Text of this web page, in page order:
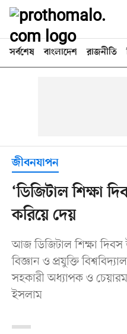
সর্বশেষ বাংলাদেশ রাজনীতি
জীবনযাপন
‘ডিজিটাল শিক্ষা
করিয়ে দেয়
আজ ডিজিটাল শিক্ষা
বিজ্ঞান ও প্রযুক্তি
সহকারী অধ্যাপক ও
ইসলাম